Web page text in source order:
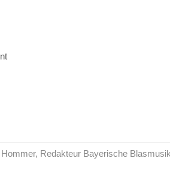
Redakteur Bayerische